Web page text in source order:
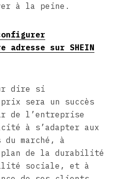
à la peine.
adresse sur SHEIN
dire si
sera un succès
de l’entreprise
à s’adapter aux
du marché, à
de la durabilité
sociale, et à